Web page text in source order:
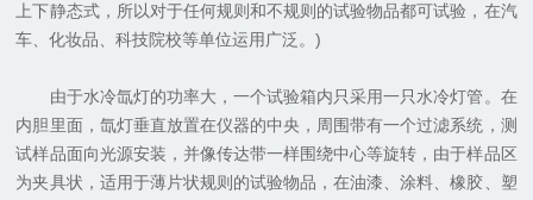
上下静态式，所以对于任何规则和不规则的试验物品都可试验，在汽
车、化妆品、科技院校等单位运用广泛。)
由于水冷氙灯的功率大，一个试验箱内只采用一只水冷灯管。在
内胆里面，氙灯垂直放置在仪器的中央，周围带有一个过滤系统，测
试样品面向光源安装，并像传达带一样围绕中心等旋转，由于样品区
为夹具状，适用于薄片状规则的试验物品，在油漆、涂料、橡胶、塑